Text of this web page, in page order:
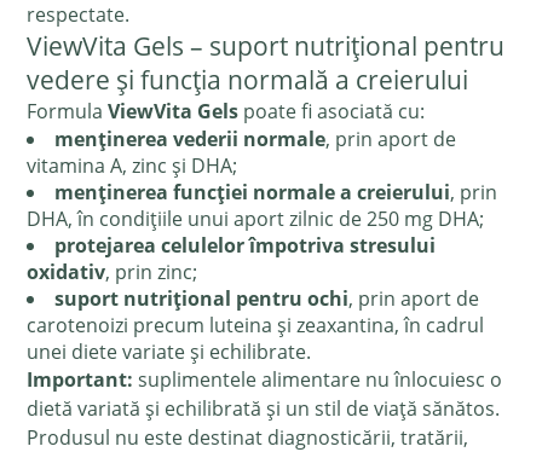
respectate.
ViewVita Gels – suport nutrițional pentru
vedere și funcția normală a creierului
FormulaViewVita Gels poate fi asociată cu:
menținerea vederii normale, prin aport de
vitamina A, zinc și DHA;
menținerea funcției normale a creierului, prin
DHA, în condițiile unui aport zilnic de 250 mg DHA;
protejarea celulelor împotriva stresului
oxidativ, prin zinc;
suport nutrițional pentru ochi, prin aport de
carotenoizi precum luteina și zeaxantina, în cadrul
unei diete variate și echilibrate.
Important: suplimentele alimentare nu înlocuiesc o
dietă variată și echilibrată și un stil de viață sănătos.
Produsul nu este destinat diagnosticării, tratării,